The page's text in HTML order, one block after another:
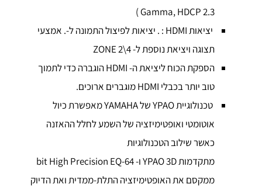
Gamma, HDCP 2.3 )
יציאות HDMI : . יציאות לפיצול התמונה ל-. אמצעי
תצוגה ויציאת נוספת ל- ZONE 2\4
הספקת הכוח ליציאת ה- HDMI הוגברה כדי לתמוך
טוב יותר בכבלי HDMI מוגברים ארוכים.
טכנולוגיית YPAO של YAMAHA מאפשרת כיול
אוטומטי ואופטימיזציה של השמע לחלל ההאזנה
כאשר שילוב הטכנולוגיות
מתקדמות YPAO 3D ו- 64-bit High Precision EQ
ממקסם את האופטימיזציה התלת-ממדית ואת הדיוק